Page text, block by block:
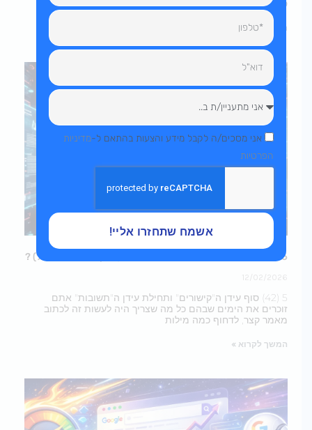
סוכנות פרסום דיגיטלי מבוססת ביצועים.
המשך לקרוא »
SEO 2026: איך להופיע ב- AI Overview(בסקירות AI של גוגל) ?
12/02/2026
5 (42) סוף עידן ה"קישורים" ותחילת עידן ה"תשובות" אתם
זוכרים את הימים שבהם כל מה שצריך היה לעשות זה לכתוב
מאמר קצר, לדחוף כמה מילות
המשך לקרוא »
טלפון
דוא"ל
הודעה
הסכמהאני מסכים/ה לקבל מידע והצעות בהתאם ל-מדיניות
הפרטיות
אשמח שתחזרו אליי!